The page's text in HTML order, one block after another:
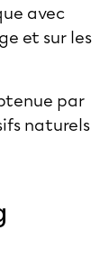
avec
et sur les
par
naturels